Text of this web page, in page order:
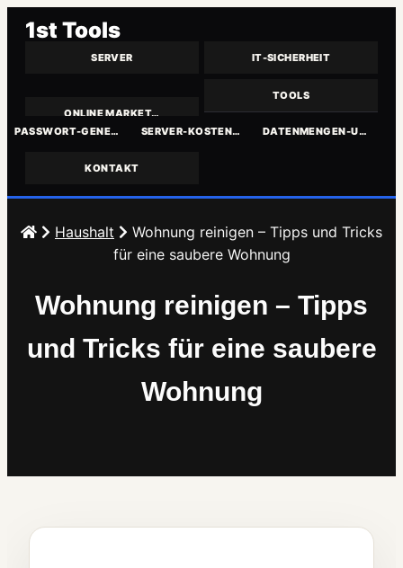
1st Tools
SERVER IT-SICHERHEIT
ONLINE MARKET…
TOOLS
PASSWORT-GENE… SERVER-KOSTEN… DATENMENGEN-U…
KONTAKT
Inhalt
Haushalt
Wohnung reinigen – Tipps und Tricks
für eine saubere Wohnung
Wohnung reinigen – Tipps
und Tricks für eine saubere
Wohnung